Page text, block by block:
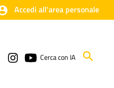
Accedi all'area personale
Cerca con IA